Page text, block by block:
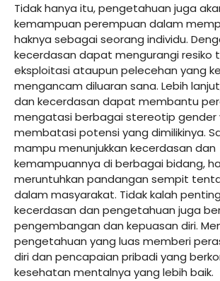
Tidak hanya itu, pengetahuan juga
kemampuan perempuan dalam
haknya sebagai seorang individu.
kecerdasan dapat mengurangi resiko
eksploitasi ataupun pelecehan yang
mengancam diluaran sana. Lebih
dan kecerdasan dapat membantu
mengatasi berbagai stereotip gender
membatasi potensi yang dimilikinya.
mampu menunjukkan kecerdasan dan
kemampuannya di berbagai bidang,
meruntuhkan pandangan sempit
dalam masyarakat. Tidak kalah
kecerdasan dan pengetahuan juga
pengembangan dan kepuasan diri.
pengetahuan yang luas memberi
diri dan pencapaian pribadi yang
kesehatan mentalnya yang lebih baik.